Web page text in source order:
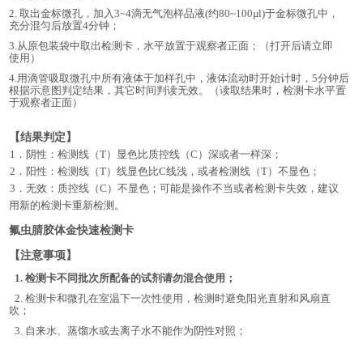
2. 取出金标微孔，加入3~4滴无气泡样品液(约80~100µl)于金标微孔中，
充分混匀后放置4分钟；
3.从原包装袋中取出检测卡，水平放置于观察者正面；（打开后请立即
使用）
4.用滴管吸取微孔中所有液体于加样孔中，液体流动时开始计时，5分钟后
根据示意图判定结果，其它时间判读无效。
（读取结果时，检测卡水平置
于观察者正面）
【结果判定 】
1． 阴性：检测线（T）显色比质控线（C）深或者一样深；
2． 阳性：检测线（T）线显色比C线浅，或者检测线（T）不显色；
3．无效：质控线（C）不显色；可能是操作不当或者检测卡失效，建议
用新的检测卡重新检测。
氟虫腈胶体金快速检测卡
【注意事项】
1.检测卡不同批次所配备的试剂请勿混合使用；
2.检测卡和微孔在室温下一次性使用，检测时避免阳光直射和风扇直
吹；
3. 自来水、蒸馏水或去离子水不能作为阴性对照；